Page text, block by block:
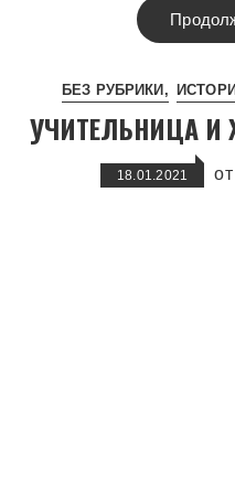
БЕЗ РУБРИКИ
УЧИТЕЛЬНИЦА
18.01.2021